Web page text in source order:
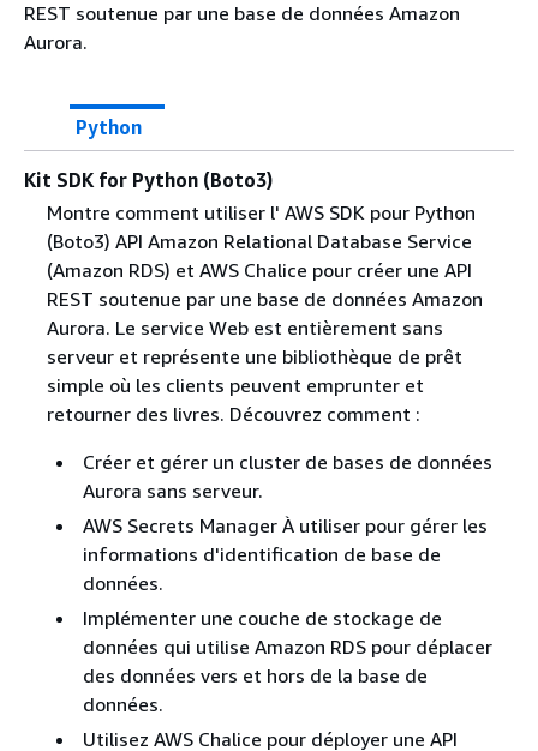
REST soutenue par une base de données Amazon
Aurora.
Python
Kit SDK for Python (Boto3)
Montre comment utiliser l' AWS SDK pour Python
(Boto3) API Amazon Relational Database Service
(Amazon RDS) et AWS Chalice pour créer une API
REST soutenue par une base de données Amazon
Aurora. Le service Web est entièrement sans
serveur et représente une bibliothèque de prêt
simple où les clients peuvent emprunter et
retourner des livres. Découvrez comment :
Créer et gérer un cluster de bases de données
Aurora sans serveur.
AWS Secrets Manager À utiliser pour gérer les
informations d'identification de base de
données.
Implémenter une couche de stockage de
données qui utilise Amazon RDS pour déplacer
des données vers et hors de la base de
données.
Utilisez AWS Chalice pour déployer une API